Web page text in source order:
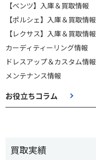
【ベンツ】入庫＆買取情報
【ポルシェ】入庫＆買取情報
【レクサス】入庫＆買取情報
カーディティーリング情報
ドレスアップ＆カスタム情報
メンテナンス情報
お役立ちコラム
買取実績